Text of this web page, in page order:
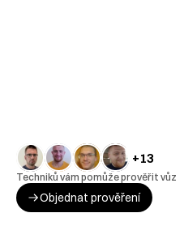
+13
Techniků vám pomůže prověřit vůz
Objednat prověření